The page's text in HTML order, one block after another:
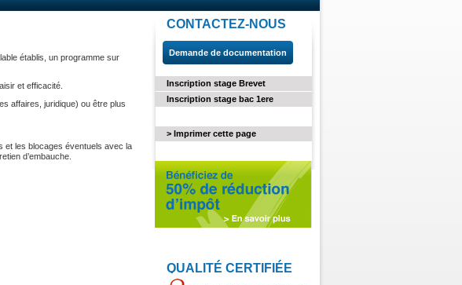
établis, un programme sur
et efficacité.
affaires, juridique) ou être plus
et les blocages éventuels avec la
d’embauche.
CONTACTEZ-NOUS
Demande de documentation
Inscription stage Brevet
Inscription stage bac 1ere
> Imprimer cette page
QUALITÉ CERTIFIÉE